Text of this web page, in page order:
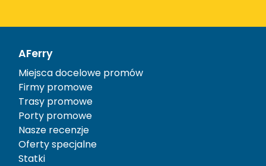
AFerry
Miejsca docelowe promów
Firmy promowe
Trasy promowe
Porty promowe
Nasze recenzje
Oferty specjalne
Statki